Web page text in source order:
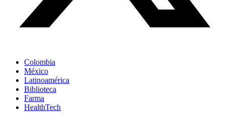
Colombia
México
Latinoamérica
Biblioteca
Farma
HealthTech